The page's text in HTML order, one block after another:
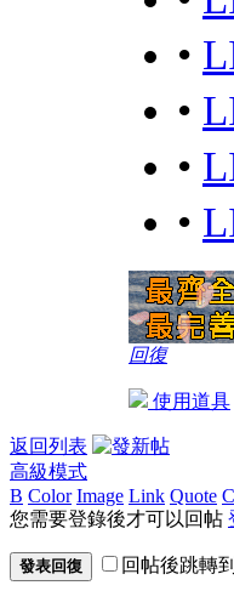
•
•
•
•
回復
使用道具
返回列表
高級模式
B Color Image Link Quote
您需要登錄後才可以回帖
發表回復 回帖後跳轉